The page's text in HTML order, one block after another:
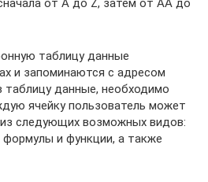
от A до Z, затем от AA до
таблицу данные
и запоминаются с адресом
таблицу данные, необходимо
ячейку пользователь может
следующих возможных видов:
и функции, а также